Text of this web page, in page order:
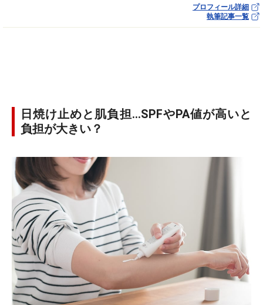
プロフィール詳細
執筆記事一覧
日焼け止めと肌負担…SPFやPA値が高いと
負担が大きい？